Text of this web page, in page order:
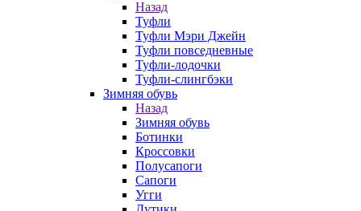
Назад
Туфли
Туфли Мэри Джейн
Туфли повседневные
Туфли-лодочки
Туфли-слингбэки
Зимняя обувь
Назад
Зимняя обувь
Ботинки
Кроссовки
Полусапоги
Сапоги
Угги